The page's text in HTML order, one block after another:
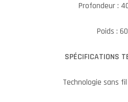
Profondeur :
Poids :
SPÉCIFICATIONS
Technologie sans fil